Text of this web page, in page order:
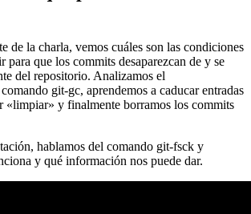
de la charla, vemos cuáles son las condiciones
para que los commits desaparezcan de y se
del repositorio. Analizamos el
git-gc, aprendemos a caducar entradas
«limpiar» y finalmente borramos los commits
hablamos del comando git-fsck y
y qué información nos puede dar.